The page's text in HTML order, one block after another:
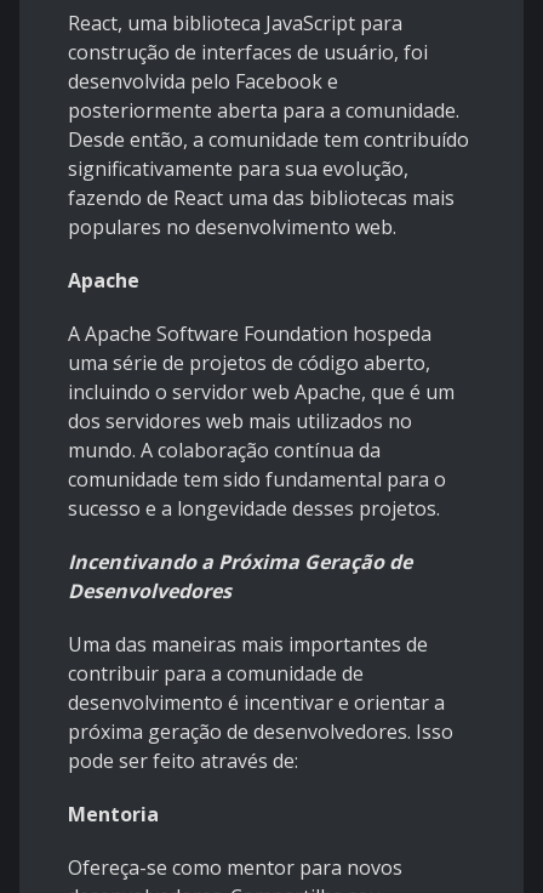
React, uma biblioteca JavaScript para
construção de interfaces de usuário, foi
desenvolvida pelo Facebook e
posteriormente aberta para a comunidade.
Desde então, a comunidade tem contribuído
significativamente para sua evolução,
fazendo de React uma das bibliotecas mais
populares no desenvolvimento web.
Apache
A Apache Software Foundation hospeda
uma série de projetos de código aberto,
incluindo o servidor web Apache, que é um
dos servidores web mais utilizados no
mundo. A colaboração contínua da
comunidade tem sido fundamental para o
sucesso e a longevidade desses projetos.
Incentivando a Próxima Geração de
Desenvolvedores
Uma das maneiras mais importantes de
contribuir para a comunidade de
desenvolvimento é incentivar e orientar a
próxima geração de desenvolvedores. Isso
pode ser feito através de:
Mentoria
Ofereça-se como mentor para novos